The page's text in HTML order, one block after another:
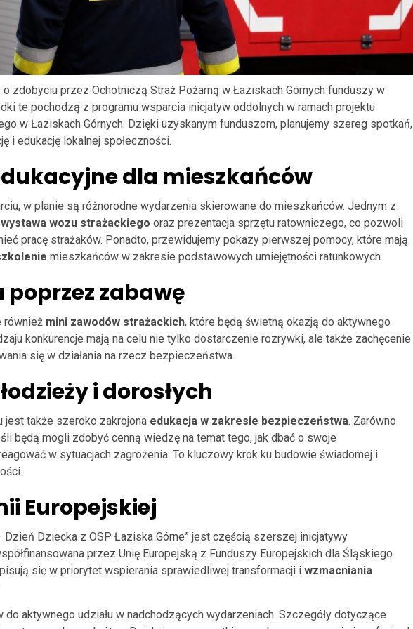
zdobyciu przez Ochotniczą Straż Pożarną w Łaziskach Górnych funduszy w
te pochodzą z programu wsparcia inicjatyw oddolnych w ramach projektu
w Łaziskach Górnych. Dzięki uzyskanym funduszom, planujemy szereg spotkań,
i edukację lokalnej społeczności.
dla mieszkańców
w planie są różnorodne wydarzenia skierowane do mieszkańców. Jednym z
wystawa wozu strażackiego oraz prezentacja sprzętu ratowniczego, co pozwoli
pracę strażaków. Ponadto, przewidujemy pokazy pierwszej pomocy, które mają
mieszkańców w zakresie podstawowych umiejętności ratunkowych.
zabawę
również mini zawodów strażackich, które będą świetną okazją do aktywnego
konkurencje mają na celu nie tylko dostarczenie rozrywki, ale także zachęcenie
się w działania na rzecz bezpieczeństwa.
i dorosłych
jest także szeroko zakrojona edukacja w zakresie bezpieczeństwa. Zarówno
będą mogli zdobyć cenną wiedzę na temat tego, jak dbać o swoje
w sytuacjach zagrożenia. To kluczowy krok ku budowie świadomej i
Europejskiej
Dzień Dziecka z OSP Łaziska Górne” jest częścią szerszej inicjatywy
przez Unię Europejską z Funduszy Europejskich dla Śląskiego
się w priorytet wspierania sprawiedliwej transformacji i wzmacniania
aktywnego udziału w nadchodzących wydarzeniach. Szczegóły dotyczące